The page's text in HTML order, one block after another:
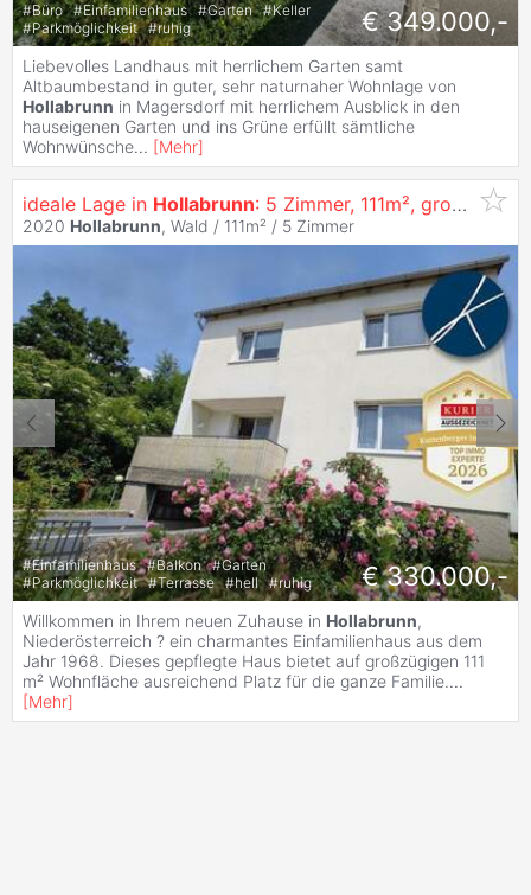
#Büro #Einfamilienhaus #Garten #Keller
#Parkmöglichkeit #ruhig € 349.000,-
Liebevolles Landhaus mit herrlichem Garten samt
Altbaumbestand in guter, sehr naturnaher Wohnlage von
Hollabrunn in Magersdorf mit herrlichem Ausblick in den
hauseigenen Garten und ins Grüne erfüllt sämtliche
Wohnwünsche... [Mehr]
ideale Lage in Hollabrunn: 5 Zimmer, 111m², großer Garten, Balkon, Terrasse und Garage
2020 Hollabrunn, Wald / 111m² / 5 Zimmer
#Einfamilienhaus #Balkon #Garten
#Parkmöglichkeit #Terrasse #hell #ruhig € 330.000,-
Willkommen in Ihrem neuen Zuhause in Hollabrunn,
Niederösterreich ? ein charmantes Einfamilienhaus aus dem
Jahr 1968. Dieses gepflegte Haus bietet auf großzügigen 111
m² Wohnfläche ausreichend Platz für die ganze Familie....
[Mehr]